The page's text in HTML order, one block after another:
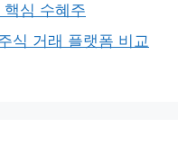
심 수혜주
식 거래 플랫폼 비교